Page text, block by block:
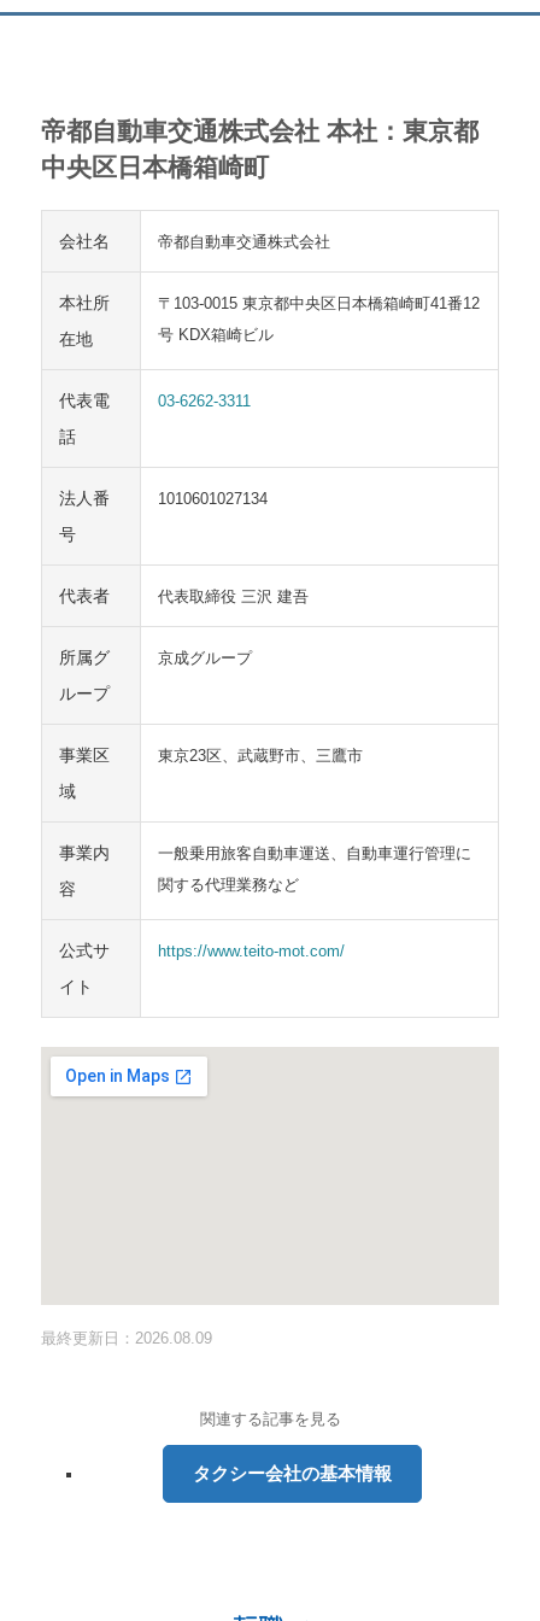
帝都自動車交通株式会社 本社：東京都
中央区日本橋箱崎町
会社名 帝都自動車交通株式会社
本社所
在地
〒103-0015 東京都中央区日本橋箱崎町41番12
号 KDX箱崎ビル
代表電
話
03-6262-3311
法人番
号
1010601027134
代表者 代表取締役 三沢 建吾
所属グ
ループ
京成グループ
事業区
域
東京23区、武蔵野市、三鷹市
事業内
容
一般乗用旅客自動車運送、自動車運行管理に
関する代理業務など
公式サ
イト
https://www.teito-mot.com/
最終更新日：2026.08.09
関連する記事を見る
タクシー会社の基本情報